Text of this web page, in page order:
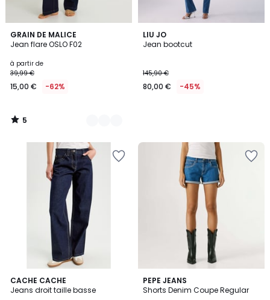
GRAIN DE MALICE
Jean flare OSLO F02
à partir de
39,99 €
15,00 € -62%
5
/
3
Couleurs
5
/
LIU JO
Jean bootcut
145,90 €
80,00 € -45%
CACHE CACHE
Jeans droit taille basse
3
Couleurs
PEPE JEANS
Shorts Denim Coupe Regular
2
Couleurs